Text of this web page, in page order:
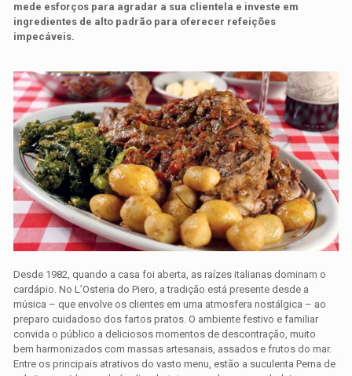
mede esforços para agradar a sua clientela e investe em
ingredientes de alto padrão para oferecer refeições
impecáveis.
Desde 1982, quando a casa foi aberta, as raízes italianas dominam o
cardápio. No L’Osteria do Piero, a tradição está presente desde a
música – que envolve os clientes em uma atmosfera nostálgica – ao
preparo cuidadoso dos fartos pratos. O ambiente festivo e familiar
convida o público a deliciosos momentos de descontração, muito
bem harmonizados com massas artesanais, assados e frutos do mar.
Entre os principais atrativos do vasto menu, estão a suculenta Perna de